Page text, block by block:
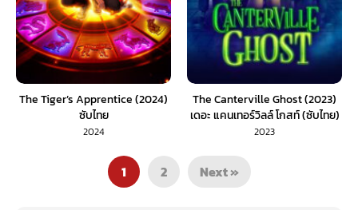
The Tiger’s Apprentice (2024)
ซับไทย
2024
The Canterville Ghost (2023)
เดอะ แคนเทอร์วิลล์ โกสท์ (ซับไทย)
2023
1 2 Next »